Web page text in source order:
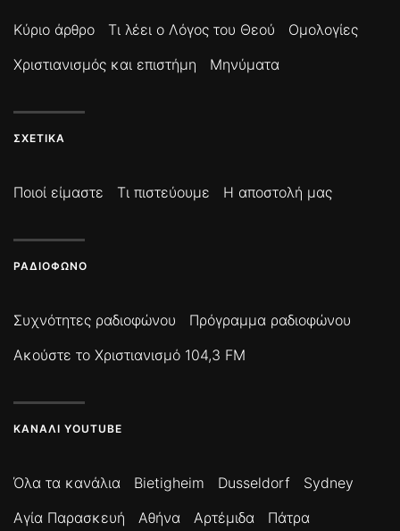
Κύριο άρθρο Τι λέει ο Λόγος του Θεού
Ομολογίες
Χριστιανισμός και επιστήμη
Μηνύματα
ΣΧΕΤΙΚΆ
Ποιοί είμαστε Τι πιστεύουμε Η αποστολή μας
ΡΑΔΙΌΦΩΝΟ
Συχνότητες ραδιοφώνου
Πρόγραμμα ραδιοφώνου
Ακούστε το Χριστιανισμό 104,3 FM
ΚΑΝΆΛΙ YOUTUBE
Όλα τα κανάλια Bietigheim Dusseldorf
Sydney
Αγία Παρασκευή
Αθήνα Αρτέμιδα
Πάτρα